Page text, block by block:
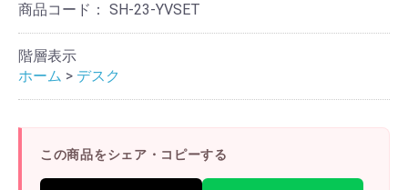
商品コード： SH-23-YVSET
階層表示
ホーム > デスク
この商品をシェア・コピーする